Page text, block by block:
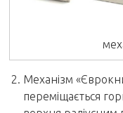
Механізм
переміщається